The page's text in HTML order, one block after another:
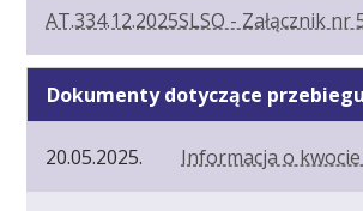
AT.334.12.2025SLSO - Załącznik
Dokumenty dotyczące
20.05.2025. Informacja o